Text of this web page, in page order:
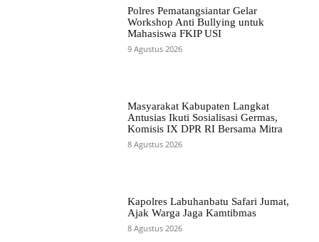
Polres Pematangsiantar Gelar
Workshop Anti Bullying untuk
Mahasiswa FKIP USI
9 Agustus 2026
Masyarakat Kabupaten Langkat
Antusias Ikuti Sosialisasi Germas,
Komisis IX DPR RI Bersama Mitra
8 Agustus 2026
Kapolres Labuhanbatu Safari Jumat,
Ajak Warga Jaga Kamtibmas
8 Agustus 2026